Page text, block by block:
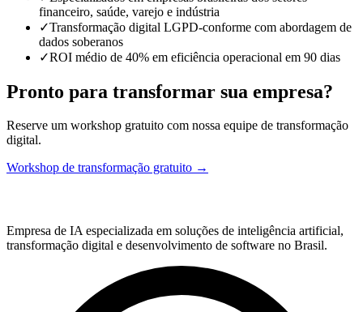
financeiro, saúde, varejo e indústria
✓Transformação digital LGPD-conforme com abordagem de
dados soberanos
✓ROI médio de 40% em eficiência operacional em 90 dias
Pronto para transformar sua empresa?
Reserve um workshop gratuito com nossa equipe de transformação
digital.
Workshop de transformação gratuito →
Empresa de IA especializada em soluções de inteligência artificial,
transformação digital e desenvolvimento de software no Brasil.